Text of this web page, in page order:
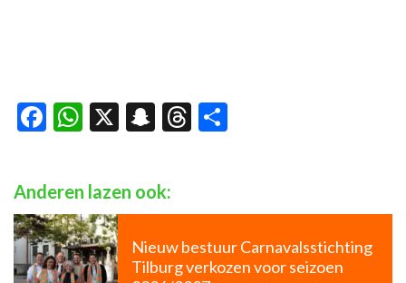
Facebook
WhatsApp
X Snapchat
Threads
Anderen lazen ook:
Nieuw bestuur Carnavalsstichting
Tilburg verkozen voor seizoen